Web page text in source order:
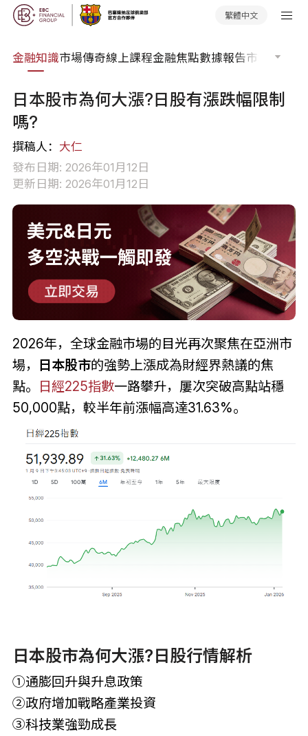
繁體中文
金融知識市場傳奇線上課程金融焦點數據報告市場分析
日本股市為何大漲?日股有漲跌幅限制
嗎?
撰稿人： 大仁
發布日期: 2026年01月12日
更新日期: 2026年01月12日
2026年，全球金融市場的目光再次聚焦在亞洲市
場， 日本股市的強勢上漲成為財經界熱議的焦
點。
日經225指數一路攀升，屢次突破高點站穩
50,000點，較半年前漲幅高達31.63%。
日本股市為何大漲?日股行情解析
①通膨回升與升息政策
②政府增加戰略產業投資
③科技業強勁成長